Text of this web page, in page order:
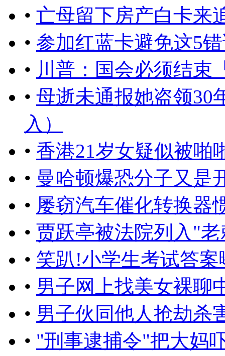
• 亡母留下房产白卡来
• 参加红蓝卡避免这5
• 川普：国会必须结束
• 母逝未通报她盗领30
入）
• 香港21岁女疑似被啪
• 曼哈顿爆恐分子又是
• 屡窃汽车催化转换器
• 贾跃亭被法院列入"
• 笑趴!小学生考试答
• 男子网上找美女裸聊
• 男子伙同他人抢劫杀
• "刑事逮捕令"把大妈